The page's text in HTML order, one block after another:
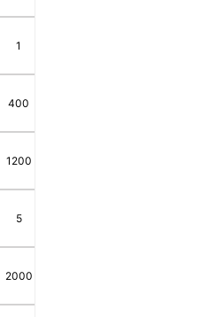
1
400
1200
5
2000